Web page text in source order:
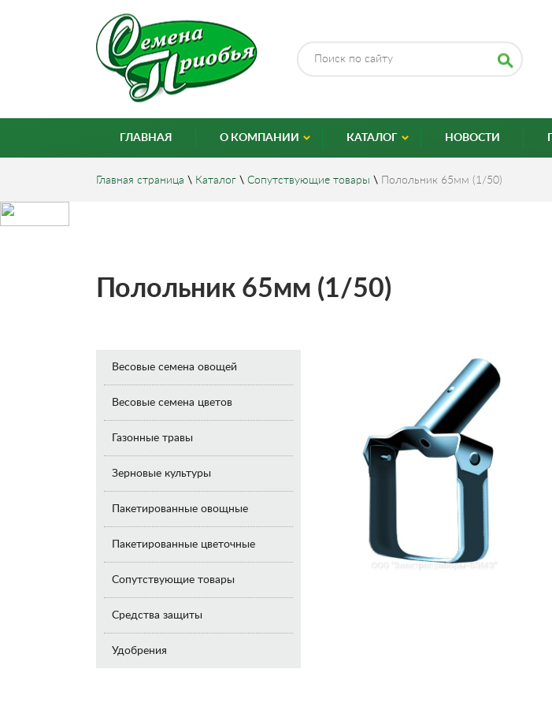
ГЛАВНАЯ О КОМПАНИИ КАТАЛОГ НОВОСТИ
Главная страница \ Каталог \ Сопутствующие товары \ Полольник 65мм (1/50)
Полольник 65мм (1/50)
Весовые семена овощей
Весовые семена цветов
Газонные травы
Зерновые культуры
Пакетированные овощные
Пакетированные цветочные
Сопутствующие товары
Средства защиты
Удобрения